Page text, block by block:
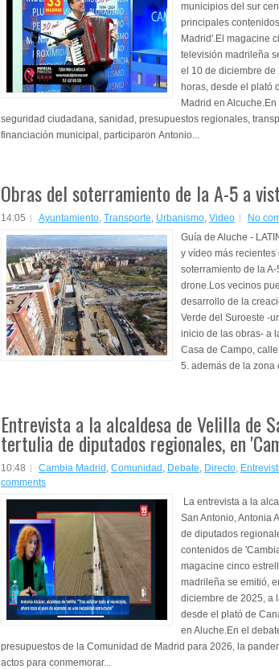
municipios del sur
principales
Madrid'.El magacine
televisión madrileña
el 10 de diciembre de
horas, desde el plató
Madrid en
seguridad ciudadana, sanidad, presupuestos regionales,
financiación municipal, participaron Antonio...
Obras del soterramiento de la A-5 a
14:05 Ayuntamiento, Transporte, Urbanismo, Video
No
Guía de Aluche -
y vídeo más recientes
soterramiento de la A-
drone.Los vecinos
desarrollo de la
Verde del Suroeste -
inicio de las obras- a
Casa de Campo,
5. además de la zona
Entrevista a la alcaldesa de Velilla de
tertulia de diputados regionales, en
10:48 Cambia Madrid , Comunidad , Debate, Directo,
comments
La entrevista a la
San Antonio, Antonia
de diputados
contenidos de
magacine cinco
madrileña se emitió,
diciembre de 2025, a
desde el plató de
en Aluche.En el
presupuestos de la Comunidad de Madrid para 2026, la
actos para conmemorar...